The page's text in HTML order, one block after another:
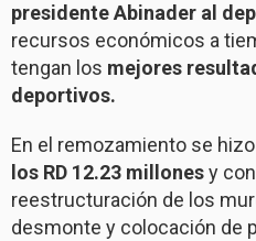
presidente Abinader al
recursos económicos a
tengan los mejores
deportivos.
En el remozamiento se hizo
los RD 12.23 millonesy
reestructuración de los
desmonte y colocación de